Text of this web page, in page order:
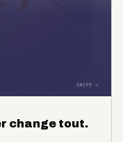
change tout.